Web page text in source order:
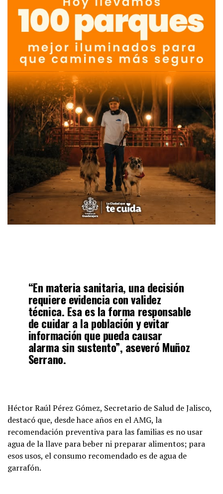
“En materia sanitaria, una decisión
requiere evidencia con validez
técnica. Esa es la forma responsable
de cuidar a la población y evitar
información que pueda causar
alarma sin sustento”, aseveró Muñoz
Serrano.
Héctor Raúl Pérez Gómez, Secretario de Salud de Jalisco,
destacó que, desde hace años en el AMG, la
recomendación preventiva para las familias es no usar
agua de la llave para beber ni preparar alimentos; para
esos usos, el consumo recomendado es de agua de
garrafón.